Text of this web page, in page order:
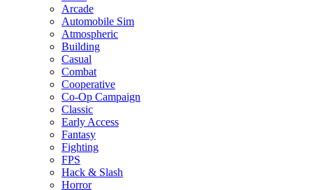
Arcade
Automobile Sim
Atmospheric
Building
Casual
Combat
Cooperative
Co-Op Campaign
Classic
Early Access
Fantasy
Fighting
FPS
Hack & Slash
Horror